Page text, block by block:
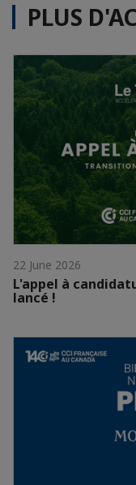
PLUS
22 June 2026
L'appel à
lancé !